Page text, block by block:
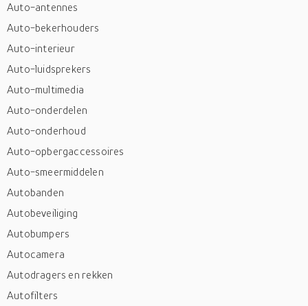
Auto-antennes
Auto-bekerhouders
Auto-interieur
Auto-luidsprekers
Auto-multimedia
Auto-onderdelen
Auto-onderhoud
Auto-opbergaccessoires
Auto-smeermiddelen
Autobanden
Autobeveiliging
Autobumpers
Autocamera
Autodragers en rekken
Autofilters